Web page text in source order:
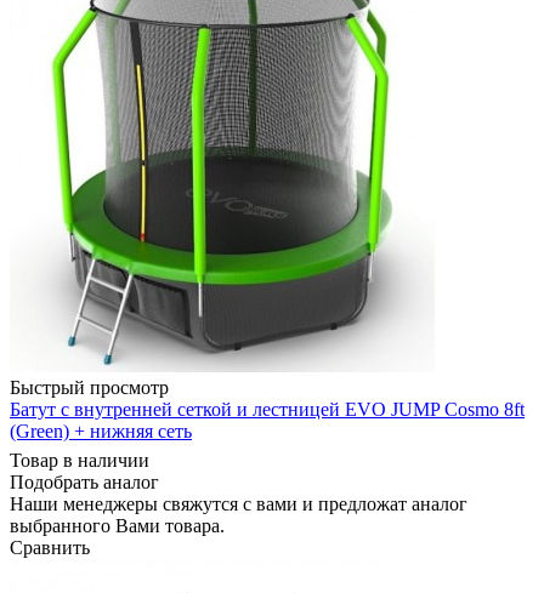
Быстрый просмотр
Батут с внутренней сеткой и лестницей EVO JUMP Cosmo 8ft
(Green) + нижняя сеть
Товар в наличии
Подобрать аналог
Наши менеджеры свяжутся с вами и предложат аналог
выбранного Вами товара.
Сравнить